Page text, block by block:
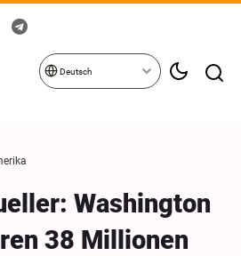
Deutsch
Washington
38 Millionen